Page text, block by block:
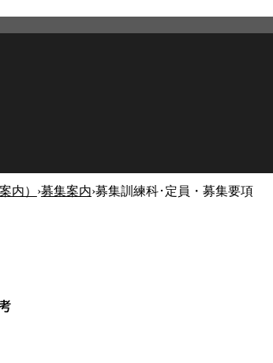
内） ›募集案内›募集訓練科･定員・募集要項